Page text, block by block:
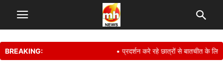
BREAKING: • प्रदर्शन करे रहे छात्रों से बातचीत के लिए